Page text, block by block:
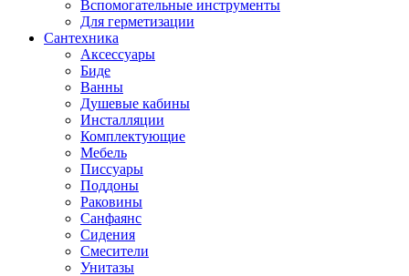
Вспомогательные инструменты
Для герметизации
Сантехника
Аксессуары
Биде
Ванны
Душевые кабины
Инсталляции
Комплектующие
Мебель
Писсуары
Поддоны
Раковины
Санфаянс
Сидения
Смесители
Унитазы